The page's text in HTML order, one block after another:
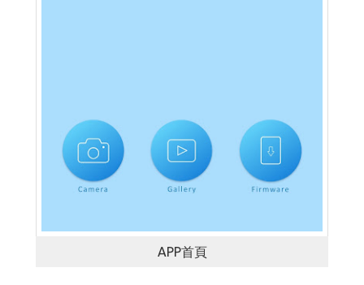
APP首頁